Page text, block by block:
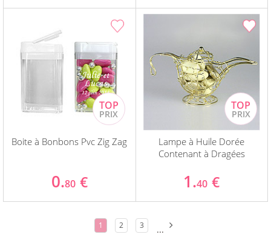
Boite à Bonbons Pvc Zig Zag
0.80 €
Lampe à Huile Dorée
Contenant à Dragées
1.40 €
1 2 3 ...